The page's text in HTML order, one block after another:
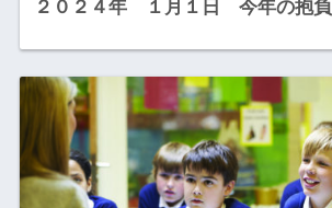
２０２４年 １月１日 今年の抱負